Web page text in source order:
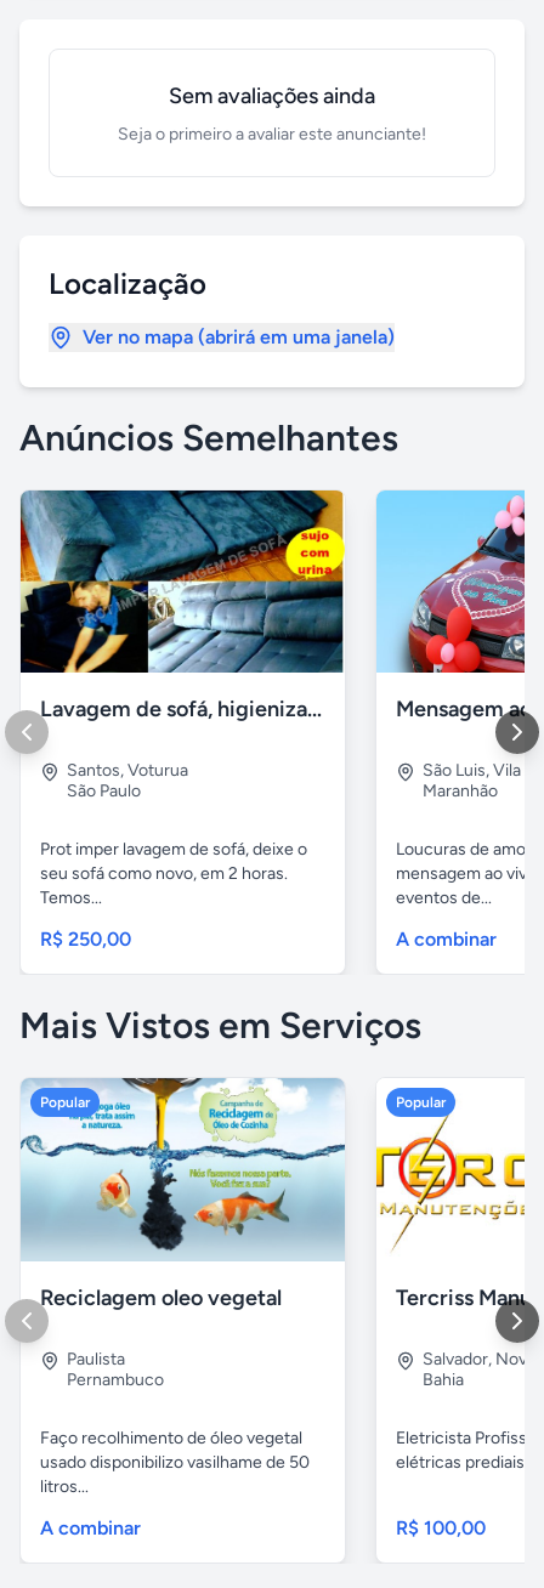
Sem avaliações ainda
Seja o primeiro a avaliar este anunciante!
Localização
Ver no mapa (abrirá em uma janela)
Anúncios Semelhantes
Lavagem de sofá, higienização sofá, Impermeabilização
Santos,Voturua
São Paulo
Prot imper lavagem de sofá, deixe o
seu sofá como novo, em 2 horas.
Temos...
R$ 250,00
São Luis,Vila
Maranhão
Loucuras de amor,
mensagem ao
eventos de...
A combinar
Mais Vistos em Serviços
Popular
Reciclagem oleo vegetal
Paulista
Pernambuco
Faço recolhimento de óleo vegetal
usado disponibilizo vasilhame de 50
litros...
A combinar
Popular
Salvador, Nova
Bahia
Eletricista
elétricas prediais e
R$ 100,00